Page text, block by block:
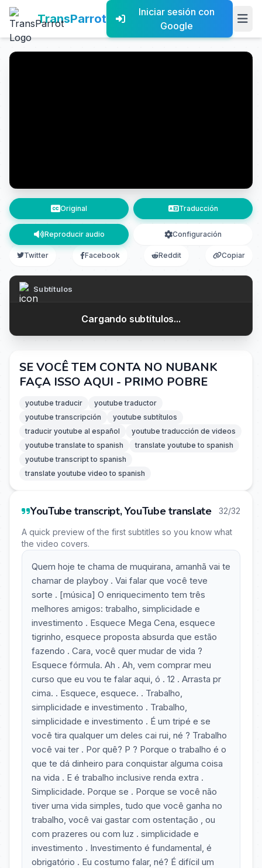
TransParrot
Iniciar sesión con
Google
Original Traducción
Reproducir audio Configuración
Twitter Facebook Reddit Copiar
Subtítulos
Cargando subtítulos...
SE VOCÊ TEM CONTA NO NUBANK
FAÇA ISSO AQUI - PRIMO POBRE
youtube traducir
youtube traductor
youtube transcripción
youtube subtítulos
traducir youtube al español
youtube traducción de videos
youtube translate to spanish
translate youtube to spanish
youtube transcript to spanish
translate youtube video to spanish
YouTube transcript, YouTube translate 32/32
A quick preview of the first subtitles so you know what
the video covers.
Quem hoje te chama de muquirana, amanhã vai te
chamar de playboy . Vai falar que você teve
sorte . [música] O enriquecimento tem três
melhores amigos: trabalho, simplicidade e
investimento . Esquece Mega Cena, esquece
tigrinho, esquece proposta absurda que estão
fazendo . Cara, você quer mudar de vida ?
Esquece fórmula. Ah . Ah, vem comprar meu
curso que eu vou te falar aqui, ó . 12 . Arrasta pr
cima. . Esquece, esquece. . Trabalho,
simplicidade e investimento . Trabalho,
simplicidade e investimento . É um tripé e se
você tira qualquer um deles cai rui, né ? Trabalho
você vai ter . Por quê? P ? Porque o trabalho é o
que te dá dinheiro para conquistar alguma coisa
na vida . E é trabalho inclusive renda extra .
Simplicidade. Porque se . Porque se você não
tiver uma vida simples, tudo que você ganha no
trabalho, você vai gastar com ostentação , ou
com prazeres ou com luz . simplicidade e
investimento . Investimento é fundamental, é
obrigatório . Eu costumo falar, né? É difícil um